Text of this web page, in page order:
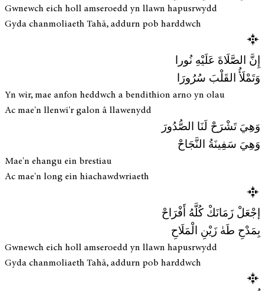
Gwnewch eich holl amseroedd yn llawn hapusrwydd
Gyda chanmoliaeth Tahā, addurn pob harddwch
إِنَّ الصَّلَاةَ عَلَيْهِ نُورا
وَتَمْلَأُ القَلْبَ سُرُورَا
Yn wir, mae anfon heddwch a bendithion arno yn olau
Ac mae'n llenwi'r galon â llawenydd
وَهِيَ تَشْرَحْ لَنَا الصُّدُورَ
وَهِيَ سَفِينَةُ النَّجَاحْ
Mae'n ehangu ein brestiau
Ac mae'n long ein hiachawdwriaeth
إجْعَلْ زَمَانَكْ كُلَّهُ أَفْرَاحْ
بِمَدْحِ طَهٰ زَيْنِ الْمَلَاحِ
Gwnewch eich holl amseroedd yn llawn hapusrwydd
Gyda chanmoliaeth Tahā, addurn pob harddwch